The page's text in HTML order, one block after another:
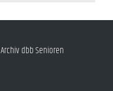
Archiv dbb Senioren